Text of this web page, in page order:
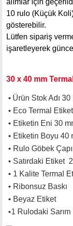
alımlar için
10 rulo (Küçük
gösterebilir.
Lütfen sipariş
işaretleyerek
30 x 40 mm
• Ürün Stok Adı
• Eco Termal
• Etiketin Eni 30
• Etiketin Boyu 40
• Rulo Göbek
• Satırdaki Etiket
• 1 Kalite Termal
• Ribonsuz Baskı
• Beyaz Etiket
•1 Rulodaki Sarım